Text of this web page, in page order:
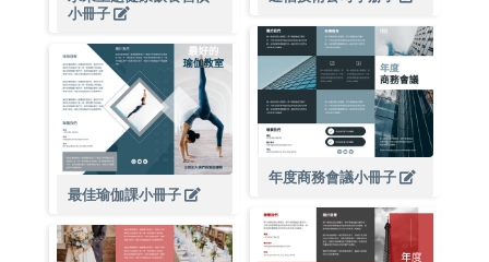
小冊子
最佳瑜伽課小冊子
年度商務會議小冊子